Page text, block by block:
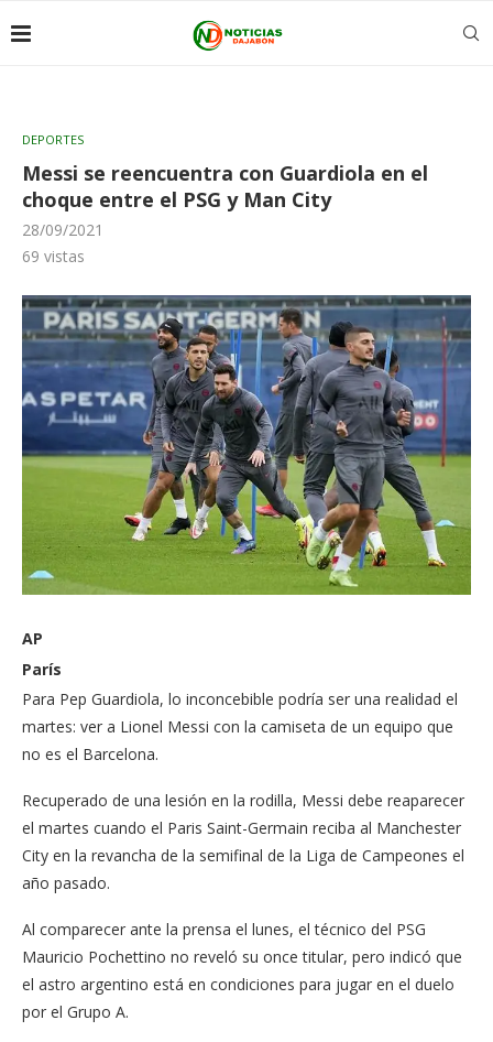
DEPORTES
Messi se reencuentra con Guardiola en el
choque entre el PSG y Man City
28/09/2021
69 vistas
AP
París
Para Pep Guardiola, lo inconcebible podría ser una realidad el
martes: ver a Lionel Messi con la camiseta de un equipo que
no es el Barcelona.
Recuperado de una lesión en la rodilla, Messi debe reaparecer
el martes cuando el Paris Saint-Germain reciba al Manchester
City en la revancha de la semifinal de la Liga de Campeones el
año pasado.
Al comparecer ante la prensa el lunes, el técnico del PSG
Mauricio Pochettino no reveló su once titular, pero indicó que
el astro argentino está en condiciones para jugar en el duelo
por el Grupo A.